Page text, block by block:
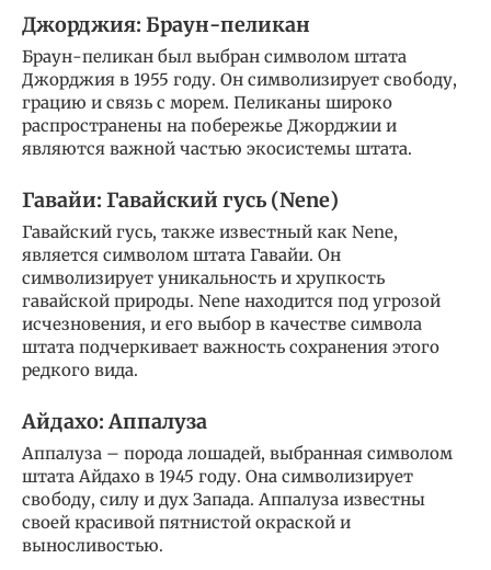
Джорджия: Браун-пеликан
Браун-пеликан был выбран символом штата
Джорджия в 1955 году. Он символизирует свободу,
грацию и связь с морем. Пеликаны широко
распространены на побережье Джорджии и
являются важной частью экосистемы штата.
Гавайи: Гавайский гусь (Nene)
Гавайский гусь, также известный как Nene,
является символом штата Гавайи. Он
символизирует уникальность и хрупкость
гавайской природы. Nene находится под угрозой
исчезновения, и его выбор в качестве символа
штата подчеркивает важность сохранения этого
редкого вида.
Айдахо: Аппалуза
Аппалуза – порода лошадей, выбранная символом
штата Айдахо в 1945 году. Она символизирует
свободу, силу и дух Запада. Аппалуза известны
своей красивой пятнистой окраской и
выносливостью.